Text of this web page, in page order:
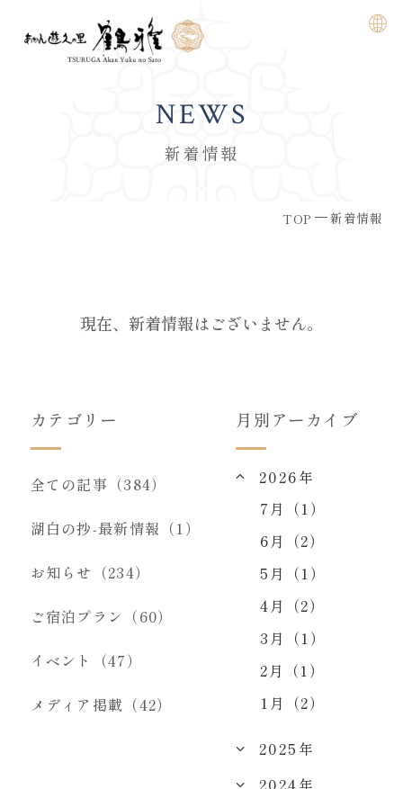
NEWS
新着情報
TOP 新着情報
現在、新着情報はございません。
カテゴリー
全ての記事（384）
湖白の抄‐最新情報（1）
お知らせ（234）
ご宿泊プラン（60）
イベント（47）
メディア掲載（42）
月別アーカイブ
2026年
7月（1）
6月（2）
5月（1）
4月（2）
3月（1）
2月（1）
1月（2）
2025年
2024年